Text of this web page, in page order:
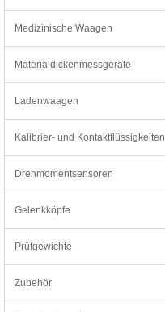
Medizinische Waagen
Materialdickenmessgeräte
Ladenwaagen
Kalibrier- und Kontaktflüssigkeiten
Drehmomentsensoren
Gelenkköpfe
Prüfgewichte
Zubehör